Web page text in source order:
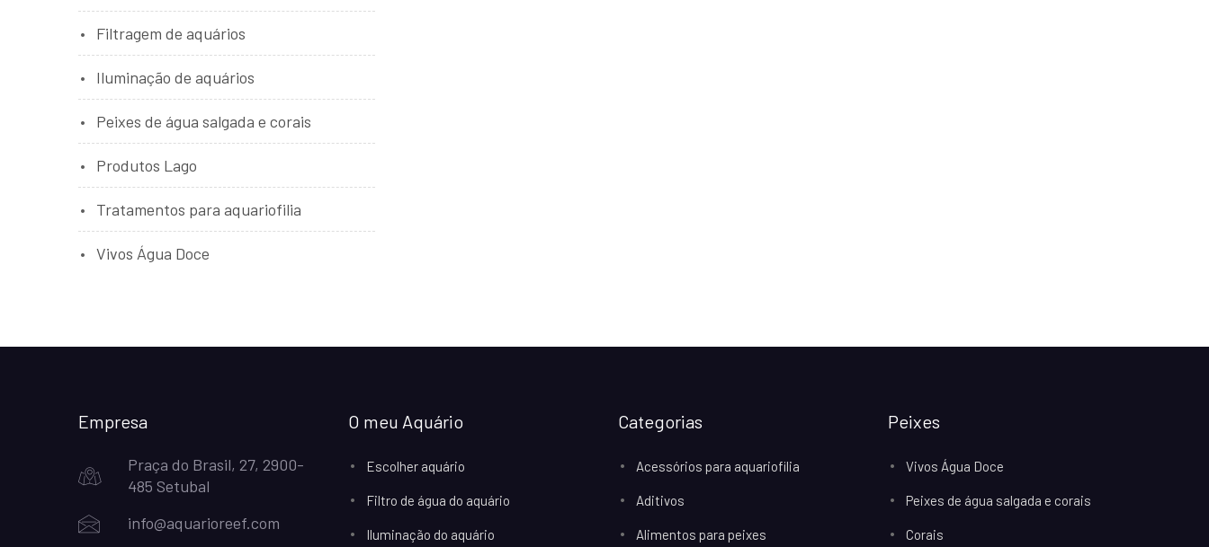
Filtragem de aquários
Iluminação de aquários
Peixes de água salgada e corais
Produtos Lago
Tratamentos para aquariofilia
Vivos Água Doce
Empresa
Praça do Brasil, 27, 2900-
485 Setubal
info@aquarioreef.com
O meu Aquário
Escolher aquário
Filtro de água do aquário
Iluminação do aquário
Categorias
Acessórios para aquariofilia
Aditivos
Alimentos para peixes
Peixes
Vivos Água Doce
Peixes de água salgada e corais
Corais